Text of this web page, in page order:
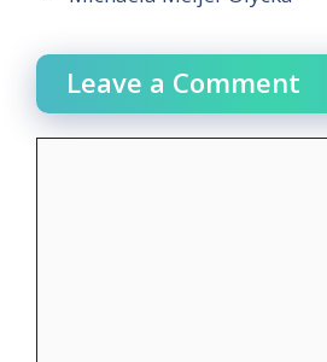
Leave a Comment